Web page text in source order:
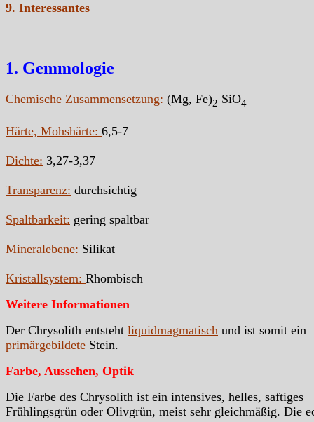
9. Interessantes
1. Gemmologie
Chemische Zusammensetzung: (Mg, Fe)2 SiO4
Härte, Mohshärte: 6,5-7
Dichte: 3,27-3,37
Transparenz: durchsichtig
Spaltbarkeit: gering spaltbar
Mineralebene: Silikat
Kristallsystem: Rhombisch
Weitere Informationen
Der Chrysolith entsteht liquidmagmatisch und ist somit ein
primärgebildete Stein.
Farbe, Aussehen, Optik
Die Farbe des Chrysolith ist ein intensives, helles, saftiges
Frühlingsgrün oder Olivgrün, meist sehr gleichmäßig. Die